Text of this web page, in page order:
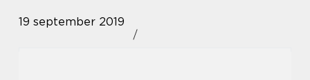
19 september 2019